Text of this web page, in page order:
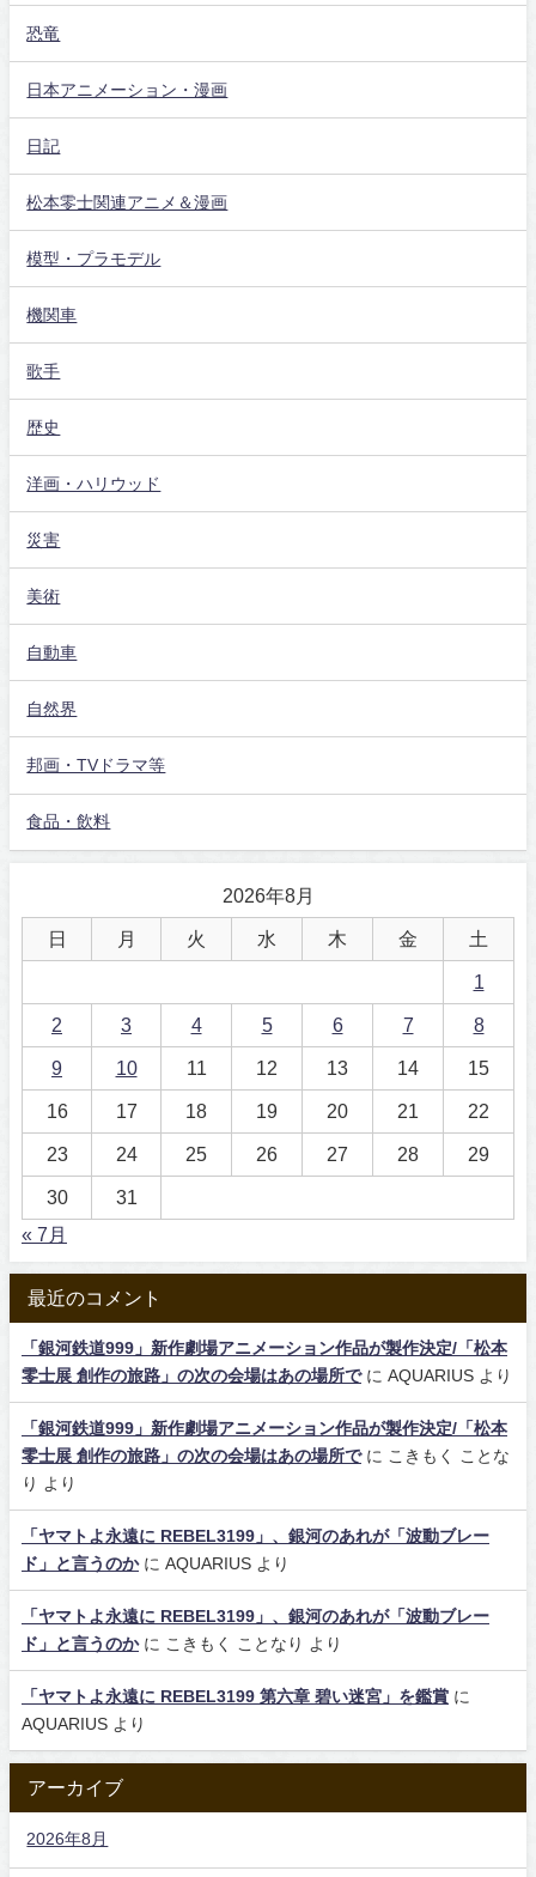
恐竜
日本アニメーション・漫画
日記
松本零士関連アニメ＆漫画
模型・プラモデル
機関車
歌手
歴史
洋画・ハリウッド
災害
美術
自動車
自然界
邦画・TVドラマ等
食品・飲料
2026年8月
日 月 火 水 木 金 土
1
2 3 4 5 6 7 8
9 10 11 12 13 14 15
16 17 18 19 20 21 22
23 24 25 26 27 28 29
30
31
« 7月
最近のコメント
「銀河鉄道999」新作劇場アニメーション作品が製作決定/「松本
零士展 創作の旅路」の次の会場はあの場所でに AQUARIUS より
「銀河鉄道999」新作劇場アニメーション作品が製作決定/「松本
零士展 創作の旅路」の次の会場はあの場所でに
こきもく ことな
り
より
「ヤマトよ永遠に REBEL3199」、銀河のあれが「波動ブレー
ド」と言うのかに AQUARIUS より
「ヤマトよ永遠に REBEL3199」、銀河のあれが「波動ブレー
ド」と言うのかに こきもく ことなり より
「ヤマトよ永遠に REBEL3199 第六章 碧い迷宮」を鑑賞 に
AQUARIUS より
アーカイブ
2026年8月